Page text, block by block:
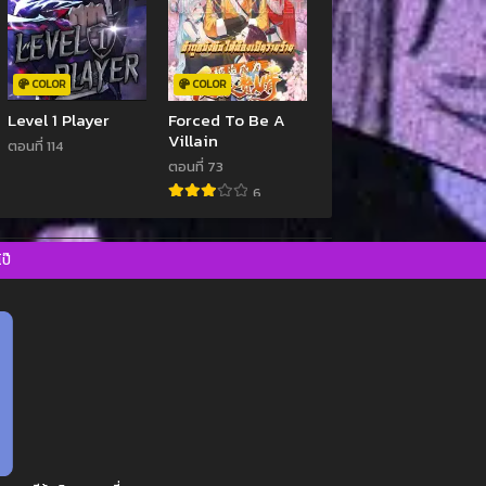
COLOR
Level 1 Player
ตอนที่ 114
COLOR
Forced To Be A
Villain
ตอนที่ 73
6